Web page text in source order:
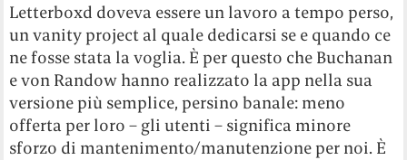
Letterboxd doveva essere un lavoro a tempo perso,
un vanity project al quale dedicarsi se e quando ce
ne fosse stata la voglia. È per questo che Buchanan
e von Randow hanno realizzato la app nella sua
versione più semplice, persino banale: meno
offerta per loro – gli utenti – significa minore
sforzo di mantenimento/manutenzione per noi. È